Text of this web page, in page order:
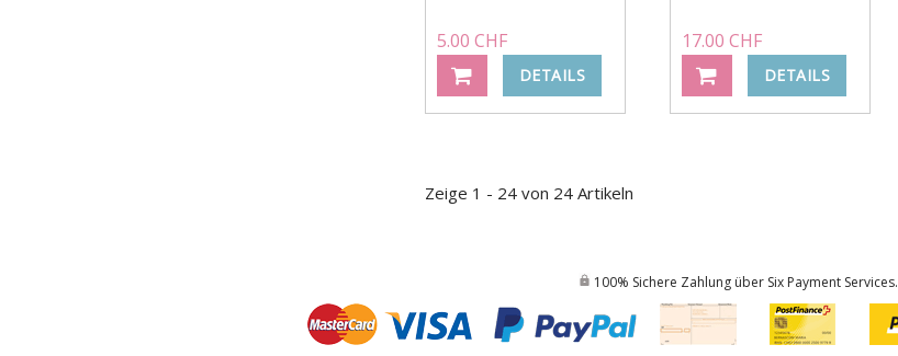
5.00 CHF
DETAILS
17.00 CHF
DETAILS
Zeige 1 - 24 von 24 Artikeln
100% Sichere Zahlung über Six Payment Services.